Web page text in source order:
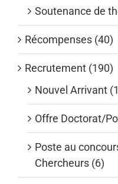
Soutenance de
Récompenses (40)
Recrutement (190)
Nouvel Arrivant
Offre Doctorat/
Poste au
Chercheurs (6)